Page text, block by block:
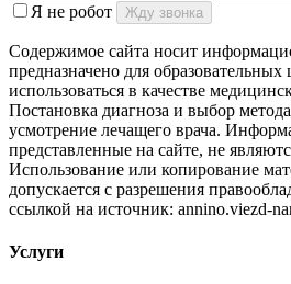
Я не робот Жду звонка
Содержимое сайта носит
предназначено для
использоваться в качестве
Постановка диагноза и выбор метода
усмотрение лечащего врача.
представленные на сайте, не
Использование или копирование
допускается с разрешения
ссылкой на источник: annino.viezd-
Услуги